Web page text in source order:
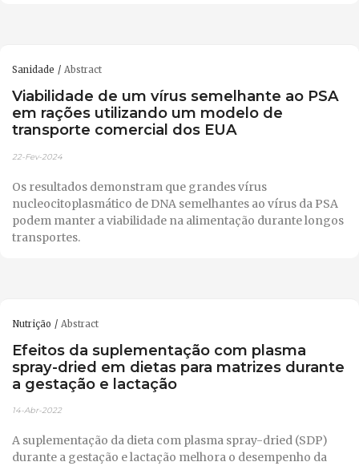
Sanidade Abstract
Viabilidade de um vírus semelhante ao PSA
em rações utilizando um modelo de
transporte comercial dos EUA
22-Fev-2024
Os resultados demonstram que grandes vírus
nucleocitoplasmático de DNA semelhantes ao vírus da PSA
podem manter a viabilidade na alimentação durante longos
transportes.
Nutrição Abstract
Efeitos da suplementação com plasma
spray-dried em dietas para matrizes durante
a gestação e lactação
14-Abr-2022
A suplementação da dieta com plasma spray-dried (SDP)
durante a gestação e lactação melhora o desempenho da